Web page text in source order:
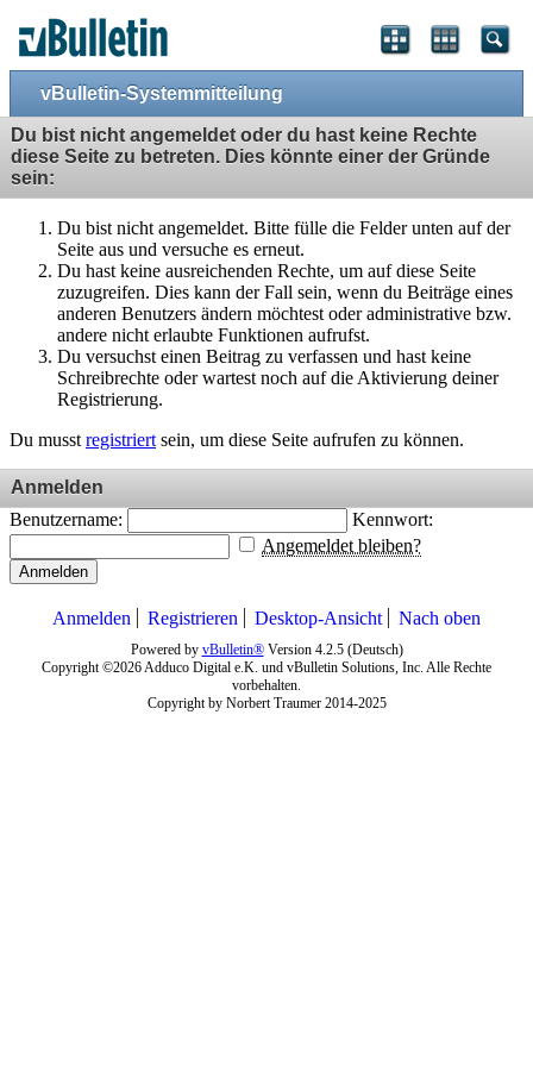
vBulletin-Systemmitteilung
Du bist nicht angemeldet oder du hast keine Rechte
diese Seite zu betreten. Dies könnte einer der Gründe
sein:
Du bist nicht angemeldet. Bitte fülle die Felder unten auf der
Seite aus und versuche es erneut.
Du hast keine ausreichenden Rechte, um auf diese Seite
zuzugreifen. Dies kann der Fall sein, wenn du Beiträge eines
anderen Benutzers ändern möchtest oder administrative bzw.
andere nicht erlaubte Funktionen aufrufst.
Du versuchst einen Beitrag zu verfassen und hast keine
Schreibrechte oder wartest noch auf die Aktivierung deiner
Registrierung.
Du musst registriert sein, um diese Seite aufrufen zu können.
Anmelden
Benutzername:
Kennwort:
Angemeldet bleiben?
Anmelden
Anmelden Registrieren Desktop-Ansicht Nach oben
Powered by vBulletin®Version 4.2.5 (Deutsch)
Copyright ©2026 Adduco Digital e.K. und vBulletin Solutions, Inc. Alle Rechte
vorbehalten.
Copyright by Norbert Traumer 2014-2025